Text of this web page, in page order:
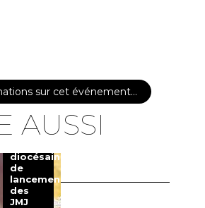
sur cet événement…
AUSSI
Retour
sur la
diocésaine
de
lancement
des
JMJ